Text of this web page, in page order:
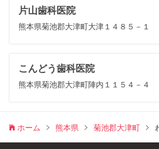
片山歯科医院
熊本県菊池郡大津町大津１４８５－１
こんどう歯科医院
熊本県菊池郡大津町陣内１１５４－４
ホーム 熊本県 菊池郡大津町